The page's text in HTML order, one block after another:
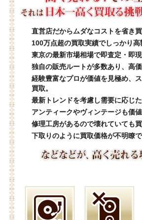
直営店だからムダなコストを省き買
100万点超の買取実績でしっかり高
東京の最新市場相場で即査定・即現
独自の販売ルートが多数あり、高価
経験豊富なプロが価値を見極め、
買取。
最新トレンドを考慮し需要に応じた
アンティークやヴィンテージも価値
修理工房があるので壊れていても買
下取りのように買取価格が不明瞭で